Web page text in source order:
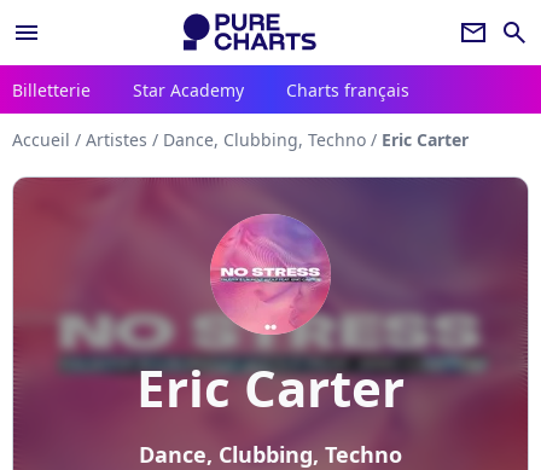
menu newsletter search
Billetterie Star Academy Charts français
Accueil / Artistes / Dance, Clubbing, Techno / Eric Carter
Eric Carter
Dance, Clubbing, Techno